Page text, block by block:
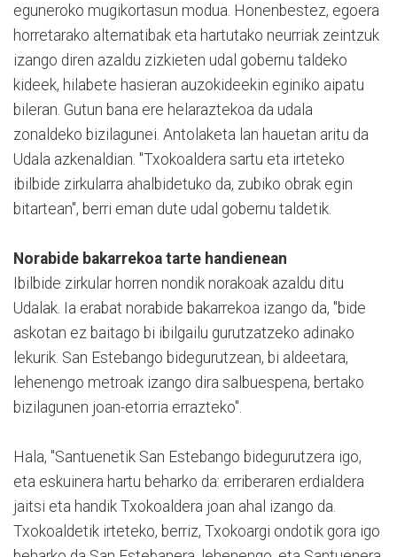
eguneroko mugikortasun modua. Honenbestez, egoera
horretarako alternatibak eta hartutako neurriak zeintzuk
izango diren azaldu zizkieten udal gobernu taldeko
kideek, hilabete hasieran auzokideekin eginiko aipatu
bileran. Gutun bana ere helaraztekoa da udala
zonaldeko bizilagunei. Antolaketa lan hauetan aritu da
Udala azkenaldian. "Txokoaldera sartu eta irteteko
ibilbide zirkularra ahalbidetuko da, zubiko obrak egin
bitartean", berri eman dute udal gobernu taldetik.
Norabide bakarrekoa tarte handienean
Ibilbide zirkular horren nondik norakoak azaldu ditu
Udalak. Ia erabat norabide bakarrekoa izango da, "bide
askotan ez baitago bi ibilgailu gurutzatzeko adinako
lekurik. San Estebango bidegurutzean, bi aldeetara,
lehenengo metroak izango dira salbuespena, bertako
bizilagunen joan-etorria errazteko".
Hala, "Santuenetik San Estebango bidegurutzera igo,
eta eskuinera hartu beharko da: erriberaren erdialdera
jaitsi eta handik Txokoaldera joan ahal izango da.
Txokoaldetik irteteko, berriz, Txokoargi ondotik gora igo